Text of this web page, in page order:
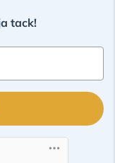
tack!